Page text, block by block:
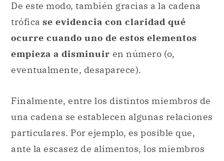
eventualmente, desaparece).
Finalmente, entre los distintos miembros de
una cadena se establecen algunas relaciones
particulares. Por ejemplo, es posible que,
de una misma especie desarrollen un
vínculo decompetenciapara ver quién
obtiene la comida, para lograr así sobrevivir.